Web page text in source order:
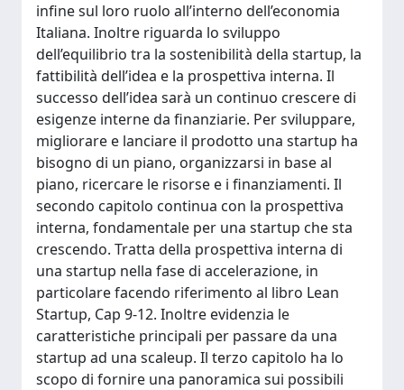
infine sul loro ruolo all’interno dell’economia
Italiana. Inoltre riguarda lo sviluppo
dell’equilibrio tra la sostenibilità della startup, la
fattibilità dell’idea e la prospettiva interna. Il
successo dell’idea sarà un continuo crescere di
esigenze interne da finanziarie. Per sviluppare,
migliorare e lanciare il prodotto una startup ha
bisogno di un piano, organizzarsi in base al
piano, ricercare le risorse e i finanziamenti. Il
secondo capitolo continua con la prospettiva
interna, fondamentale per una startup che sta
crescendo. Tratta della prospettiva interna di
una startup nella fase di accelerazione, in
particolare facendo riferimento al libro Lean
Startup, Cap 9-12. Inoltre evidenzia le
caratteristiche principali per passare da una
startup ad una scaleup. Il terzo capitolo ha lo
scopo di fornire una panoramica sui possibili